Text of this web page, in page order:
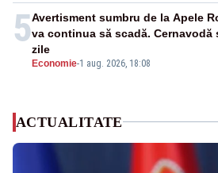
5
Economie-1 aug. 2026, 18:08
Avertisment sumbru de la Apele
va continua să scadă.
zile
ACTUALITATE